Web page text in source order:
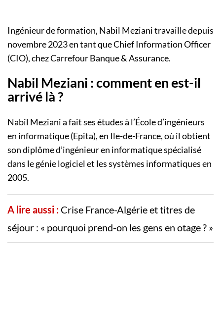
Ingénieur de formation, Nabil Meziani travaille depuis
novembre 2023 en tant que Chief Information Officer
(CIO), chez Carrefour Banque & Assurance.
Nabil Meziani : comment en est-il
arrivé là ?
Nabil Meziani a fait ses études à l’École d’ingénieurs
en informatique (Epita), en Ile-de-France, où il obtient
son diplôme d’ingénieur en informatique spécialisé
dans le génie logiciel et les systèmes informatiques en
2005.
A lire aussi : Crise France-Algérie et titres de
séjour : « pourquoi prend-on les gens en otage ? »